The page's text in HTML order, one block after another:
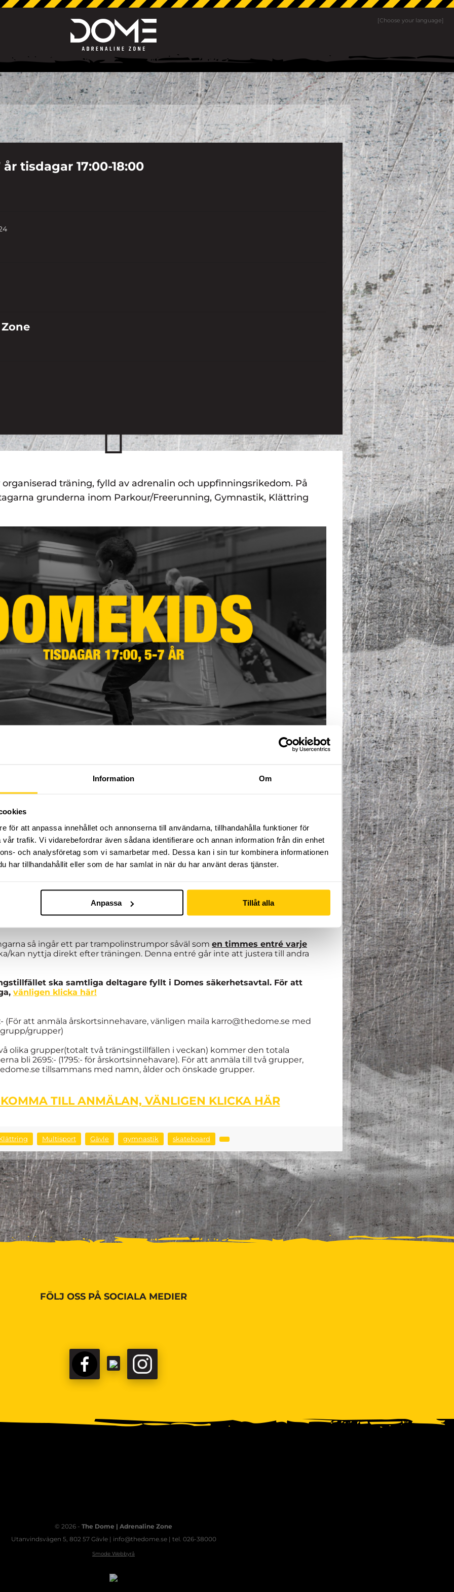
Information Om
för att anpassa innehållet och annonserna till användarna, tillhandahålla funktioner för
trafik. Vi vidarebefordrar även sådana identifierare och annan information från din enhet
och analysföretag som vi samarbetar med. Dessa kan i sin tur kombinera informationen
har tillhandahållit eller som de har samlat in när du har använt deras tjänster.
Anpassa Tillåt alla
[Choose your language]
tisdagar 17:00-18:00
träning, fylld av adrenalin och uppfinningsrikedom. På
grunderna inom Parkour/Freerunning, Gymnastik, Klättring
TILL ANMÄLAN, VÄNLIGEN KLICKA HÄR
med organiserad träning, fylld av adrenalin och uppfinningsrikedom. Denna
där ditt barn får lära sig dem grundläggande motoriska övningarna inom
trampolin och ett flertal åksporter! Du som vårdnadshavare bes befinna
träningen samt vara behjälplig vid behov.
är våra nyckelord!
grupper fungerar som riktlinje. Inte något man måste följa till punkt och
så ingår ett par trampolinstrumpor såväl som en timmes entré varje
kan nyttja direkt efter träningen. Denna entré går inte att justera till andra
ska samtliga deltagare fyllt i Domes säkerhetsavtal. För att
vänligen klicka här!
(För att anmäla årskortsinnehavare, vänligen maila karro@thedome.se med
grupper)
olika grupper(totalt två träningstillfällen i veckan) kommer den totala
bli 2695:- (1795:- för årskortsinnehavare). För att anmäla till två grupper,
tillsammans med namn, ålder och önskade grupper.
TILL ANMÄLAN, VÄNLIGEN KLICKA HÄR
Multisport Gävle gymnastik skateboard
FÖLJ OSS PÅ SOCIALA MEDIER
FACEBOOKTIKTOK
© 2026 - The Dome | Adrenaline Zone
Utanvindsvägen 5, 802 57 Gävle | info@thedome.se | tel. 026-38000
Smode Webbyrå